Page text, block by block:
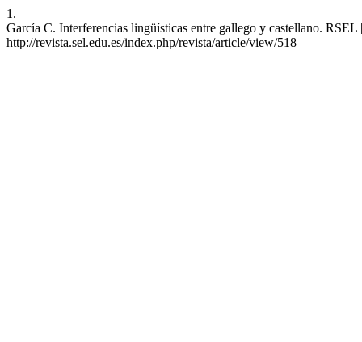
1.
García C. Interferencias lingüísticas entre gallego y castellano.
http://revista.sel.edu.es/index.php/revista/article/view/518